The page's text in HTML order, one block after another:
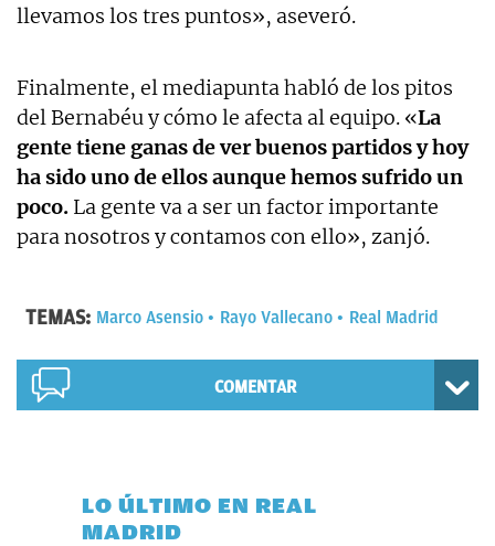
llevamos los tres puntos», aseveró.
Finalmente, el mediapunta habló de los pitos
del Bernabéu y cómo le afecta al equipo. «La
gente tiene ganas de ver buenos partidos y hoy
ha sido uno de ellos aunque hemos sufrido un
poco. La gente va a ser un factor importante
para nosotros y contamos con ello», zanjó.
TEMAS: Marco Asensio Rayo Vallecano Real Madrid
COMENTAR
LO ÚLTIMO EN REAL
MADRID